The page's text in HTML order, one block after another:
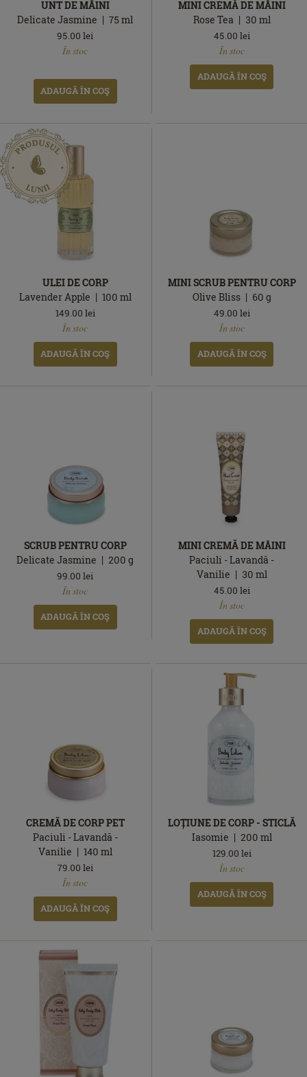
UNT DE MÂINI
Delicate Jasmine
75ml
95.00 lei
În stoc
ADAUGĂ ÎN COŞ
MINI CREMĂ DE MÂINI
Rose Tea
30 ml
45.00 lei
În stoc
ADAUGĂ ÎN COŞ
ULEI DE CORP
Lavender Apple
100 ml
149.00 lei
În stoc
ADAUGĂ ÎN COŞ
MINI SCRUB PENTRU CORP
Olive Bliss
60 g
49.00 lei
În stoc
ADAUGĂ ÎN COŞ
SCRUB PENTRU CORP
Delicate Jasmine
200g
99.00 lei
În stoc
ADAUGĂ ÎN COŞ
MINI CREMĂ DE MÂINI
Paciuli - Lavandă -
Vanilie
30 ml
45.00 lei
În stoc
ADAUGĂ ÎN COŞ
CREMĂ DE CORP PET
Paciuli - Lavandă -
Vanilie
140 ml
79.00 lei
În stoc
ADAUGĂ ÎN COŞ
LOȚIUNE DE CORP - STICLĂ
Iasomie
200 ml
129.00 lei
În stoc
ADAUGĂ ÎN COŞ